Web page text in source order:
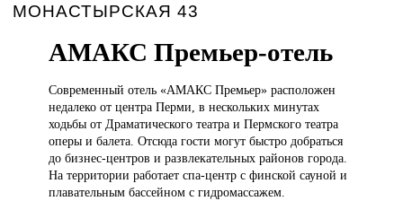
МОНАСТЫРСКАЯ 43
АМАКС Премьер-отель
Современный отель«АМАКС Премьер» расположен
недалеко от центра Перми, в нескольких минутах
ходьбы от Драматического театра и Пермского театра
оперы и балета. Отсюда гости могут быстро добраться
до бизнес-центров и развлекательных районов города.
На территории работает спа-центр с финской сауной и
плавательным бассейном с гидромассажем.